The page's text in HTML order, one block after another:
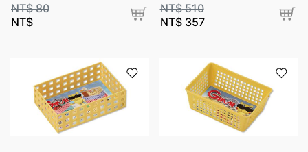
NT$80
NT$
NT$510
NT$357